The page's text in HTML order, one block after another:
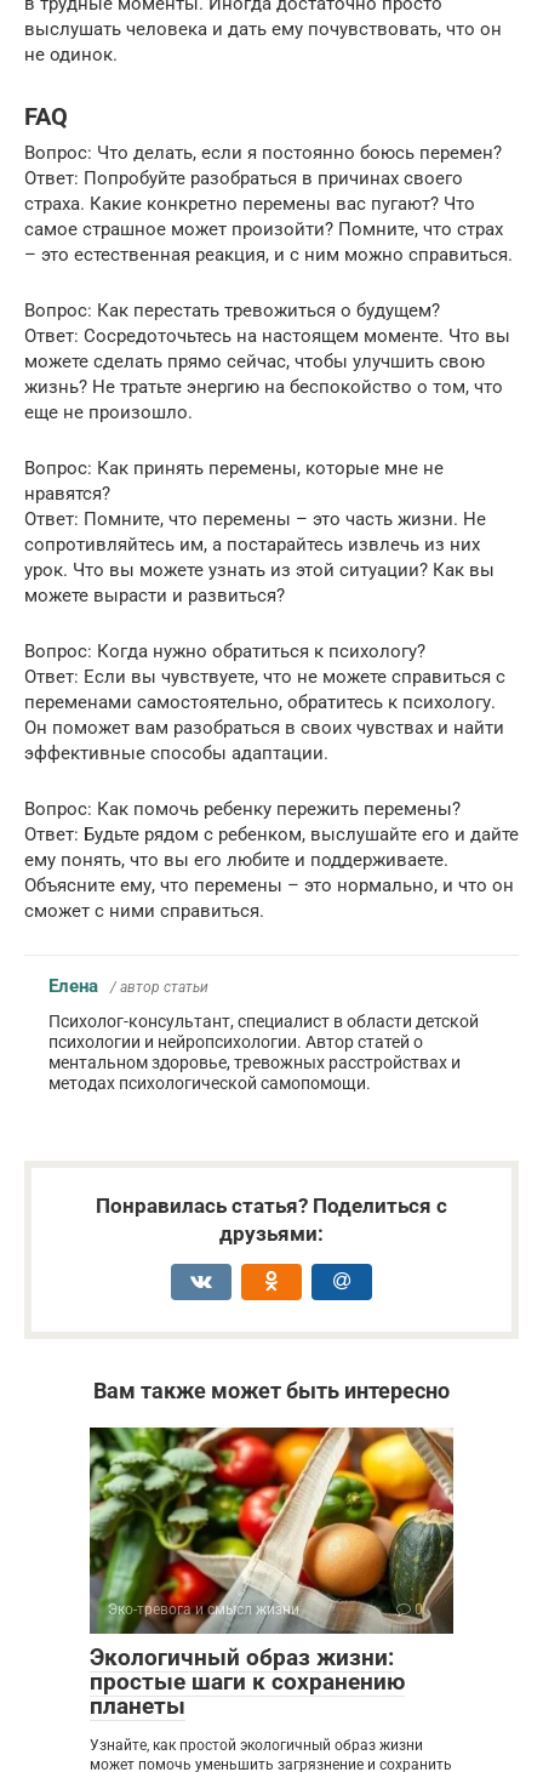
выслушать человека и дать ему почувствовать, что он
не одинок.
FAQ
Вопрос: Что делать, если я постоянно боюсь перемен?
Ответ: Попробуйте разобраться в причинах своего
страха. Какие конкретно перемены вас пугают? Что
самое страшное может произойти? Помните, что страх
– это естественная реакция, и с ним можно справиться.
Вопрос: Как перестать тревожиться о будущем?
Ответ: Сосредоточьтесь на настоящем моменте. Что вы
можете сделать прямо сейчас, чтобы улучшить свою
жизнь? Не тратьте энергию на беспокойство о том, что
еще не произошло.
Вопрос: Как принять перемены, которые мне не
нравятся?
Ответ: Помните, что перемены – это часть жизни. Не
сопротивляйтесь им, а постарайтесь извлечь из них
урок. Что вы можете узнать из этой ситуации? Как вы
можете вырасти и развиться?
Вопрос: Когда нужно обратиться к психологу?
Ответ: Если вы чувствуете, что не можете справиться с
переменами самостоятельно, обратитесь к психологу.
Он поможет вам разобраться в своих чувствах и найти
эффективные способы адаптации.
Вопрос: Как помочь ребенку пережить перемены?
Ответ: Будьте рядом с ребенком, выслушайте его и дайте
ему понять, что вы его любите и поддерживаете.
Объясните ему, что перемены – это нормально, и что он
сможет с ними справиться.
Елена / автор статьи
Психолог-консультант, специалист в области детской
психологии и нейропсихологии. Автор статей о
ментальном здоровье, тревожных расстройствах и
методах психологической самопомощи.
Понравилась статья? Поделиться с
друзьями:
Вам также может быть интересно
Эко-тревога и смысл жизни 0
Экологичный образ жизни:
простые шаги к сохранению
планеты
Узнайте, как простой экологичный образ жизни
может помочь уменьшить загрязнение и сохранить